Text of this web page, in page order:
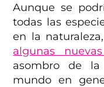
Aunque se
todas las
en la naturaleza,
algunas
asombro de
mundo en